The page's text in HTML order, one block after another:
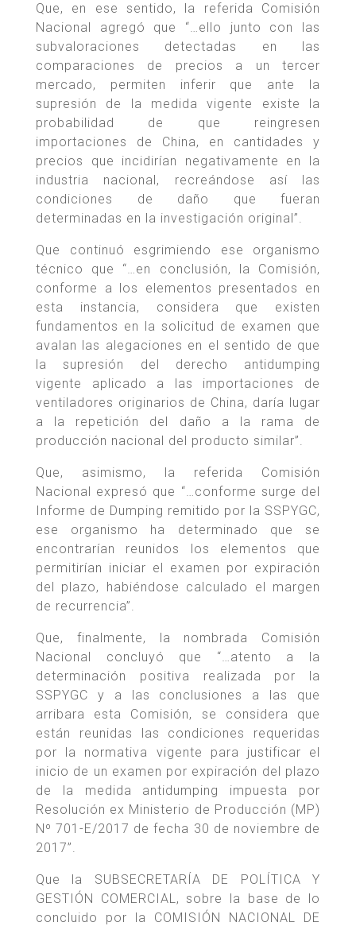
Que, en ese sentido, la referida Comisión
Nacional agregó que “…ello junto con las
subvaloraciones detectadas en las
comparaciones de precios a un tercer
mercado, permiten inferir que ante la
supresión de la medida vigente existe la
probabilidad de que reingresen
importaciones de China, en cantidades y
precios que incidirían negativamente en la
industria nacional, recreándose así las
condiciones de daño que fueran
determinadas en la investigación original”.
Que continuó esgrimiendo ese organismo
técnico que “…en conclusión, la Comisión,
conforme a los elementos presentados en
esta instancia, considera que existen
fundamentos en la solicitud de examen que
avalan las alegaciones en el sentido de que
la supresión del derecho antidumping
vigente aplicado a las importaciones de
ventiladores originarios de China, daría lugar
a la repetición del daño a la rama de
producción nacional del producto similar”.
Que, asimismo, la referida Comisión
Nacional expresó que “…conforme surge del
Informe de Dumping remitido por la SSPYGC,
ese organismo ha determinado que se
encontrarían reunidos los elementos que
permitirían iniciar el examen por expiración
del plazo, habiéndose calculado el margen
de recurrencia”.
Que, finalmente, la nombrada Comisión
Nacional concluyó que “…atento a la
determinación positiva realizada por la
SSPYGC y a las conclusiones a las que
arribara esta Comisión, se considera que
están reunidas las condiciones requeridas
por la normativa vigente para justificar el
inicio de un examen por expiración del plazo
de la medida antidumping impuesta por
Resolución ex Ministerio de Producción (MP)
Nº 701-E/2017 de fecha 30 de noviembre de
2017”.
Que la SUBSECRETARÍA DE POLÍTICA Y
GESTIÓN COMERCIAL, sobre la base de lo
concluido por la COMISIÓN NACIONAL DE